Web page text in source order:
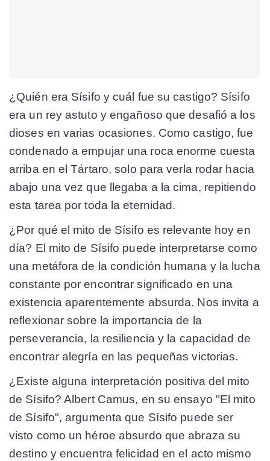
¿Quién era Sísifo y cuál fue su castigo? Sísifo
era un rey astuto y engañoso que desafió a los
dioses en varias ocasiones. Como castigo, fue
condenado a empujar una roca enorme cuesta
arriba en el Tártaro, solo para verla rodar hacia
abajo una vez que llegaba a la cima, repitiendo
esta tarea por toda la eternidad.
¿Por qué el mito de Sísifo es relevante hoy en
día? El mito de Sísifo puede interpretarse como
una metáfora de la condición humana y la lucha
constante por encontrar significado en una
existencia aparentemente absurda. Nos invita a
reflexionar sobre la importancia de la
perseverancia, la resiliencia y la capacidad de
encontrar alegría en las pequeñas victorias.
¿Existe alguna interpretación positiva del mito
de Sísifo? Albert Camus, en su ensayo "El mito
de Sísifo", argumenta que Sísifo puede ser
visto como un héroe absurdo que abraza su
destino y encuentra felicidad en el acto mismo